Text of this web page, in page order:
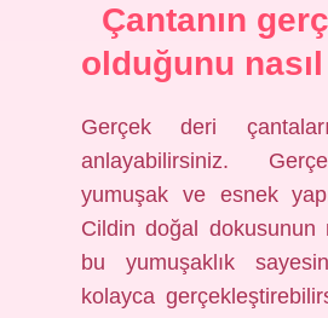
Çantanın
olduğunu nasıl
Gerçek deri
anlayabilirsiniz.
yumuşak ve esnek
Cildin doğal dokusunun
bu yumuşaklık
kolayca